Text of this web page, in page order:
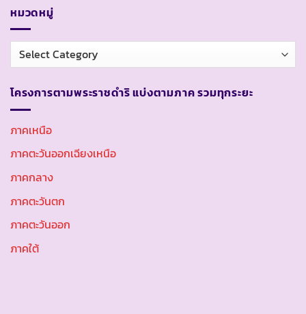
หมวดหมู่
หมวด
หมู่
โครงการตามพระราชดำริ แบ่งตามภาค รวมทุกระยะ
ภาคเหนือ
ภาคตะวันออกเฉียงเหนือ
ภาคกลาง
ภาคตะวันตก
ภาคตะวันออก
ภาคใต้